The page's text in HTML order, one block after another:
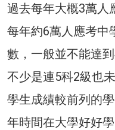
過去每年大概3萬人
每年約6萬人應考中
數，一般並不能達
不少是連5科2級也
學生成績較前列的
年時間在大學好好